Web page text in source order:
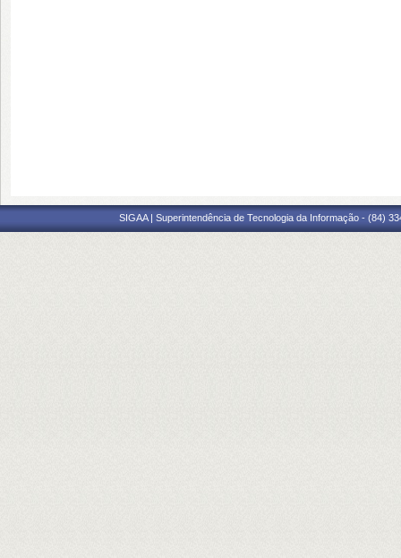
SIGAA | Superintendência de Tecnologia da Informação - (84)